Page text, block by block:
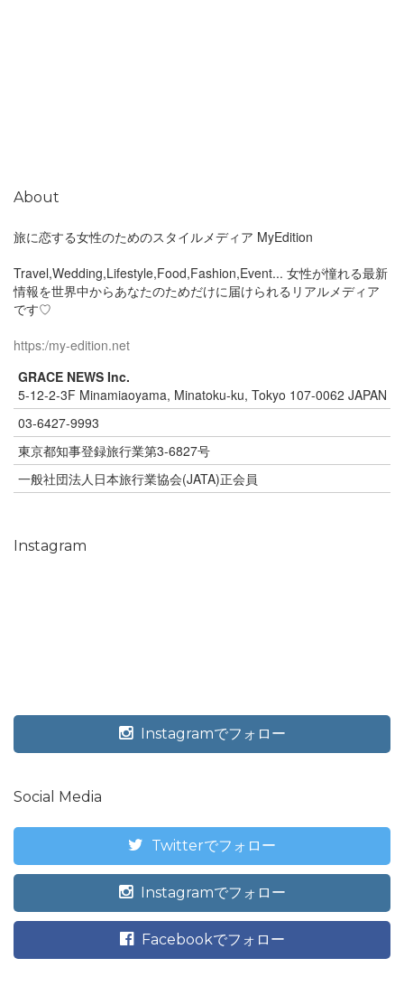
About
旅に恋する女性のためのスタイルメディア MyEdition
Travel,Wedding,Lifestyle,Food,Fashion,Event... 女性が憧れる最新
情報を世界中からあなたのためだけに届けられるリアルメディア
です♡
https:/my-edition.net
GRACE NEWS Inc.
5-12-2-3F Minamiaoyama, Minatoku-ku, Tokyo 107-0062 JAPAN
03-6427-9993
東京都知事登録旅行業第3-6827号
一般社団法人日本旅行業協会(JATA)正会員
Instagram
Instagramでフォロー
Social Media
Twitterでフォロー
Instagramでフォロー
Facebookでフォロー